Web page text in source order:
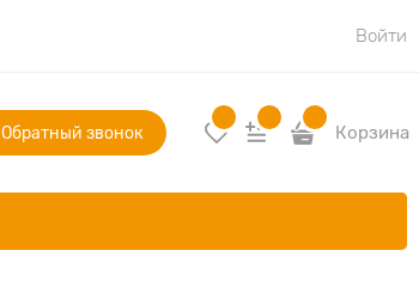
Войти
Обратный звонок Корзина